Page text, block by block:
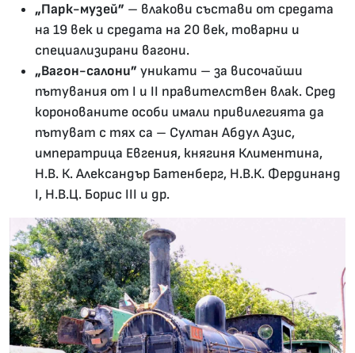
„Парк-музей” – влакови състави от средата
на 19 век и средата на 20 век, товарни и
специализирани вагони.
„Вагон-салони” уникати – за височайши
пътувания от І и ІІ правителствен влак. Сред
коронованите особи имали привилегията да
пътуват с тях са – Султан Абдул Азис,
императрица Евгения, княгиня Климентина,
Н.В. К. Александър Батенберг, Н.В.К. Фердинанд
І, Н.В.Ц. Борис ІІІ и др.